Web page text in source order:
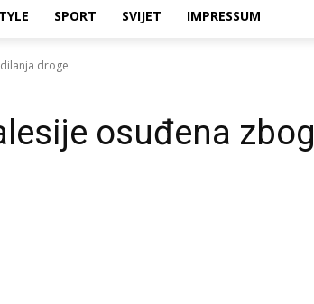
SPORT SVIJET IMPRESSUM
droge
osuđena zbog